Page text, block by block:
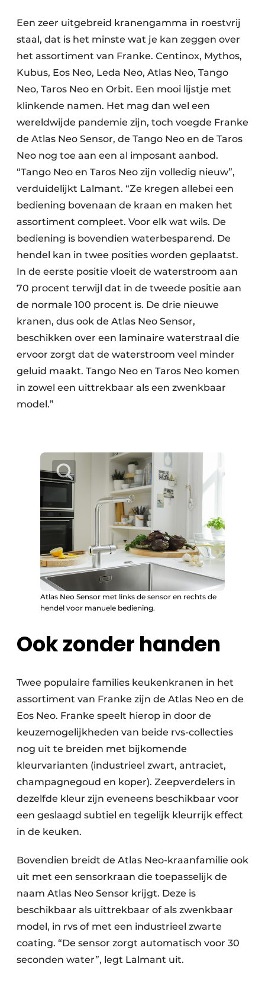
Een zeer uitgebreid kranengamma in roestvrij
staal, dat is het minste wat je kan zeggen over
het assortiment van Franke. Centinox, Mythos,
Kubus, Eos Neo, Leda Neo, Atlas Neo, Tango
Neo, Taros Neo en Orbit. Een mooi lijstje met
klinkende namen. Het mag dan wel een
wereldwijde pandemie zijn, toch voegde Franke
de Atlas Neo Sensor, de Tango Neo en de Taros
Neo nog toe aan een al imposant aanbod.
“Tango Neo en Taros Neo zijn volledig nieuw”,
verduidelijkt Lalmant. “Ze kregen allebei een
bediening bovenaan de kraan en maken het
assortiment compleet. Voor elk wat wils. De
bediening is bovendien waterbesparend. De
hendel kan in twee posities worden geplaatst.
In de eerste positie vloeit de waterstroom aan
70 procent terwijl dat in de tweede positie aan
de normale 100 procent is. De drie nieuwe
kranen, dus ook de Atlas Neo Sensor,
beschikken over een laminaire waterstraal die
ervoor zorgt dat de waterstroom veel minder
geluid maakt. Tango Neo en Taros Neo komen
in zowel een uittrekbaar als een zwenkbaar
model.”
Atlas Neo Sensor met links de sensor en rechts de
hendel voor manuele bediening.
Ook zonder handen
Twee populaire families keukenkranen in het
assortiment van Franke zijn de Atlas Neo en de
Eos Neo. Franke speelt hierop in door de
keuzemogelijkheden van beide rvs-collecties
nog uit te breiden met bijkomende
kleurvarianten (industrieel zwart, antraciet,
champagnegoud en koper). Zeepverdelers in
dezelfde kleur zijn eveneens beschikbaar voor
een geslaagd subtiel en tegelijk kleurrijk effect
in de keuken.
Bovendien breidt de Atlas Neo-kraanfamilie ook
uit met een sensorkraan die toepasselijk de
naam Atlas Neo Sensor krijgt. Deze is
beschikbaar als uittrekbaar of als zwenkbaar
model, in rvs of met een industrieel zwarte
coating. “De sensor zorgt automatisch voor 30
seconden water”, legt Lalmant uit.